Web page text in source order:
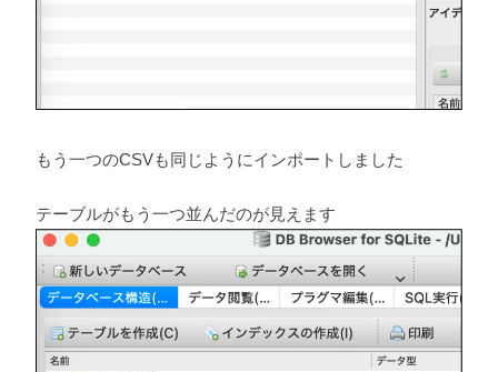
もう一つのCSVも同じようにインポートしました
テーブルがもう一つ並んだのが見えます